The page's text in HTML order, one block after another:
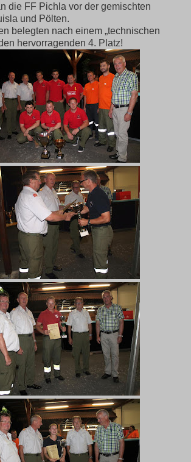
die FF Pichla vor der gemischten
und Pölten.
belegten nach einem „technischen
hervorragenden 4. Platz!